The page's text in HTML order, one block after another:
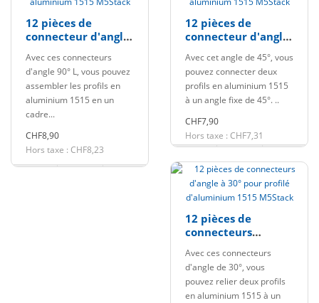
12 pièces de
connecteur d'angle
en aluminium 1515
M5Stack
Avec ces connecteurs
d'angle 90° L, vous pouvez
assembler les profils en
aluminium 1515 en un
cadre...
CHF8,90
Hors taxe : CHF8,23
12 pièces de
connecteur d'angle
aluminium 1515
M5Stack
Avec cet angle de 45°, vous
pouvez connecter deux
profils en aluminium 1515
à un angle fixe de 45°. ..
CHF7,90
Hors taxe : CHF7,31
12 pièces de
connecteurs
profilé d'aluminium
1515 M5Stack
Avec ces connecteurs
d'angle de 30°, vous
pouvez relier deux profils
en aluminium 1515 à un